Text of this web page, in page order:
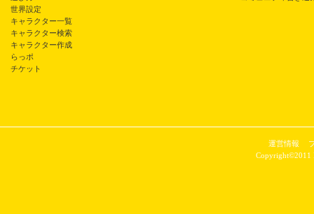
世界設定
キャラクター一覧
キャラクター検索
キャラクター作成
らっポ
チケット
運営情報
Copyright©2011